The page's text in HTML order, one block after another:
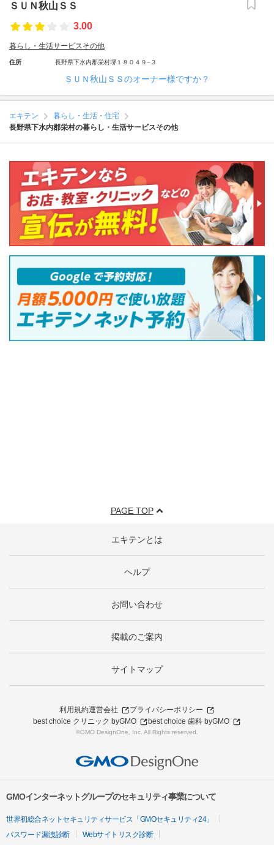
ＳＵＮ秋山ＳＳ
3.00
暮らし・生活サービスその他
住所 長野県下水内郡栄村堺１８０４９−３
ＳＵＮ秋山ＳＳのオーナー様ですか？
エキテン
暮らし・生活・住宅
長野県下水内郡栄村の暮らし・生活サービスその他
PAGE TOP
エキテンとは
ヘルプ
お問い合わせ
掲載のご案内
サイトマップ
利用規約運営会社
プライバシーポリシー
best choice クリニック byGMO
best choice 歯科 byGMO
©GMO DesignOne, Inc. All Rights reserved.
GMOインターネットグループのセキュリティ事業について
世界初総合ネットセキュリティサービス「GMOセキュリティ24」
パスワード漏洩診断
Webサイトリスク診断